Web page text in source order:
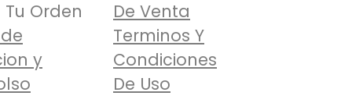
Orden
y
De Venta
Terminos Y
Condiciones
De Uso